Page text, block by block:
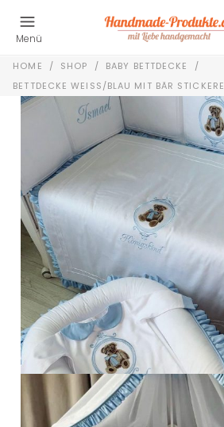
Menü
HOME / SHOP / BABY BETTDECKE
/
BETTDECKE WEISS/BLAU MIT BÄR STICKEREI